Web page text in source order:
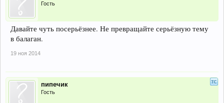
Гость
Давайте чуть посерьёзнее. Не превращайте серьёзную тему
в балаган.
19 ноя 2014
пипечик
Гость